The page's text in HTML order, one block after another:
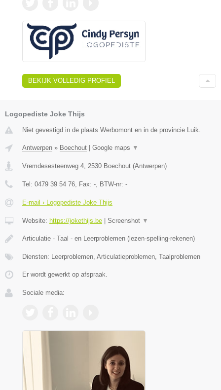
BEKIJK VOLLEDIG PROFIEL
Logopediste Joke Thijs
Niet gevestigd in de plaats Werbomont en in de provincie Luik.
Antwerpen » Boechout Google maps ▼
Vremdesesteenweg 4, 2530 Boechout (Antwerpen)
Tel: 0479 39 54 76, Fax: -, BTW-nr: -
E-mail › Logopediste Joke Thijs
Website: https://jokethijs.be Screenshot ▼
Articulatie - Taal - en Leerproblemen (lezen-spelling-rekenen)
Diensten: Leerproblemen, Articulatieproblemen, Taalproblemen
Er wordt gewerkt op afspraak.
Sociale media: